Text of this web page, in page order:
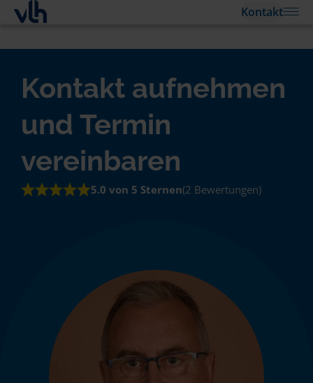
Kontakt
Kontakt aufnehmen
und Termin
vereinbaren
5.0 von 5 Sternen(2 Bewertungen)